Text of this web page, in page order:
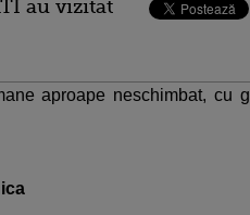
au vizitat
aproape neschimbat, cu